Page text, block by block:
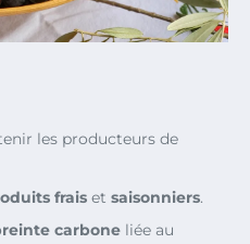
les producteurs de
frais et saisonniers.
carbone liée au